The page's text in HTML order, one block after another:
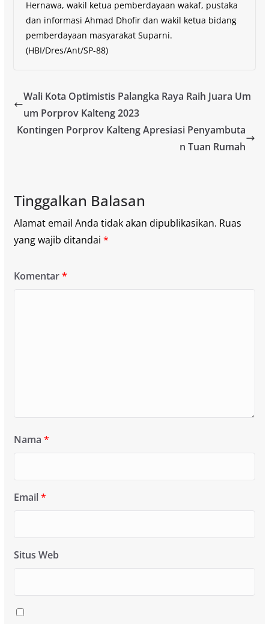
Hernawa, wakil ketua pemberdayaan wakaf, pustaka
dan informasi Ahmad Dhofir dan wakil ketua bidang
pemberdayaan masyarakat Suparni.
(HBI/Dres/Ant/SP-88)
Wali Kota Optimistis Palangka Raya Raih Juara Um
um Porprov Kalteng 2023
Kontingen Porprov Kalteng Apresiasi Penyambuta
n Tuan Rumah
Tinggalkan Balasan
Alamat email Anda tidak akan dipublikasikan. Ruas
yang wajib ditandai *
Komentar*
Nama *
Email*
Situs Web